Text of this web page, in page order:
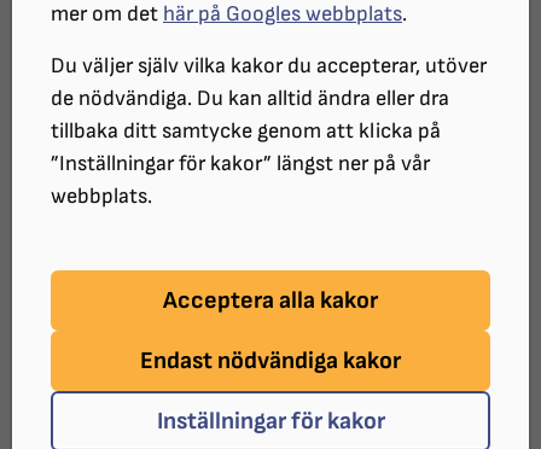
mer om det här på Googles webbplats.
Du väljer själv vilka kakor du accepterar, utöver
de nödvändiga. Du kan alltid ändra eller dra
tillbaka ditt samtycke genom att klicka på
”Inställningar för kakor” längst ner på vår
webbplats.
Acceptera alla kakor
Endast nödvändiga kakor
Inställningar för kakor
SRF Örebro läns lokalföreningar
Här hittar du Synskadades Riksförbunds
lokalföreningar i Örebro län.
SRF Bergslagen
En lokalförening inom SRF Örebro läns
distrikt där följande kommuner ingår Nora,
Lindesberg, Hällefors och Ljusnarsbers